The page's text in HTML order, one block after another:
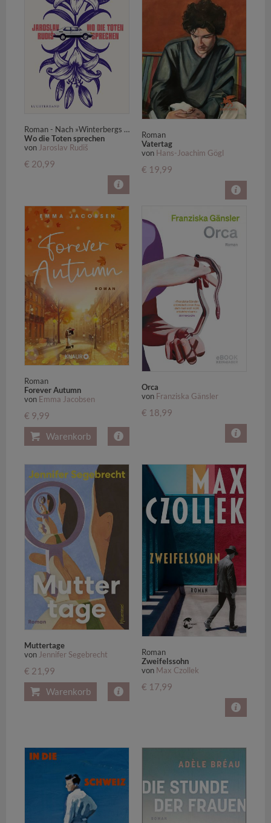
Roman - Nach »Winterbergs letzte Reise« der neue große Roman des Kultschriftstellers.
Wo die Toten sprechen
von Jaroslav Rudiš
€ 20,99
Roman
Vatertag
von Hans-Joachim Gögl
€ 19,99
Roman
Forever Autumn
von Emma Jacobsen
€ 9,99
Warenkorb
Orca
von Franziska Gänsler
€ 18,99
Muttertage
von Jennifer Segebrecht
€ 21,99
Warenkorb
Roman
Zweifelssohn
von Max Czollek
€ 17,99